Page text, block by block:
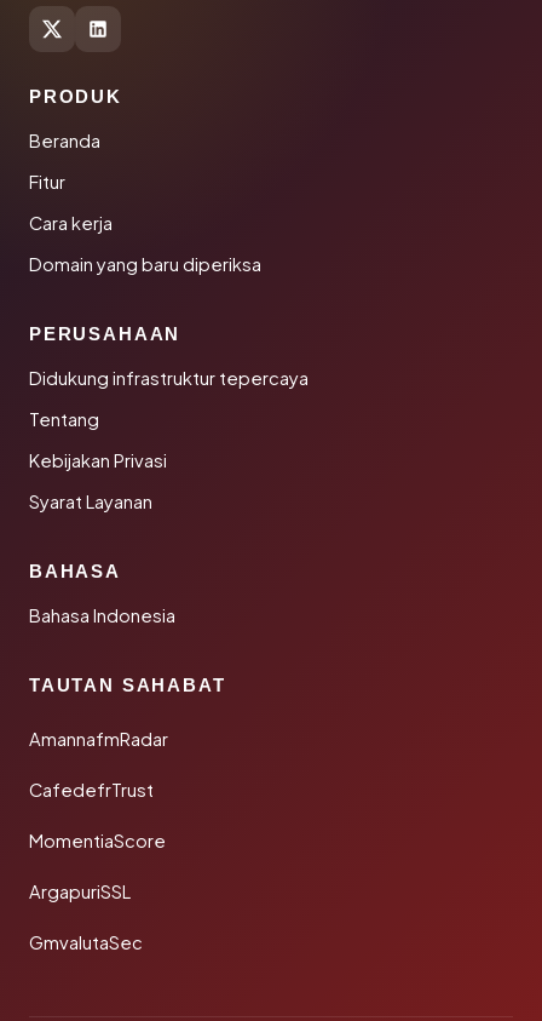
PRODUK
Beranda
Fitur
Cara kerja
Domain yang baru diperiksa
PERUSAHAAN
Didukung infrastruktur tepercaya
Tentang
Kebijakan Privasi
Syarat Layanan
BAHASA
Bahasa Indonesia
TAUTAN SAHABAT
AmannafmRadar
CafedefrTrust
MomentiaScore
ArgapuriSSL
GmvalutaSec